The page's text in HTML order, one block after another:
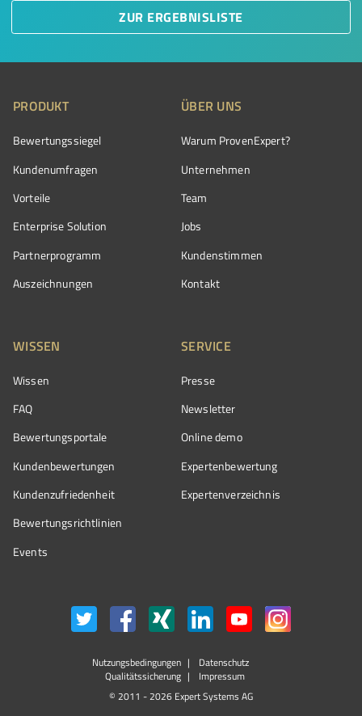
ZUR ERGEBNISLISTE
PRODUKT
Bewertungssiegel
Kundenumfragen
Vorteile
Enterprise Solution
Partnerprogramm
Auszeichnungen
ÜBER UNS
Warum ProvenExpert?
Unternehmen
Team
Jobs
Kundenstimmen
Kontakt
WISSEN
Wissen
FAQ
Bewertungsportale
Kundenbewertungen
Kundenzufriedenheit
Bewertungs­richtlinien
Events
SERVICE
Presse
Newsletter
Online demo
Expertenbewertung
Expertenverzeichnis
Nutzungsbedingungen
Datenschutz
Qualitätssicherung
Impressum
© 2011 - 2026 Expert Systems AG